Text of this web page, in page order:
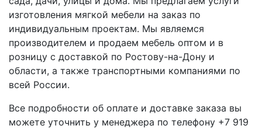
изготовления мягкой мебели на заказ по
индивидуальным проектам. Мы являемся
производителем и продаем мебель оптом и в
розницу с доставкой по Ростову-на-Дону и
области, а также транспортными компаниями по
всей России.
Все подробности об оплате и доставке заказа вы
можете уточнить у менеджера по телефону +7 919